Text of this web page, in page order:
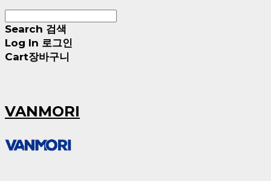
Search 검색
Log In 로그인
Cart장바구니
VANMORI